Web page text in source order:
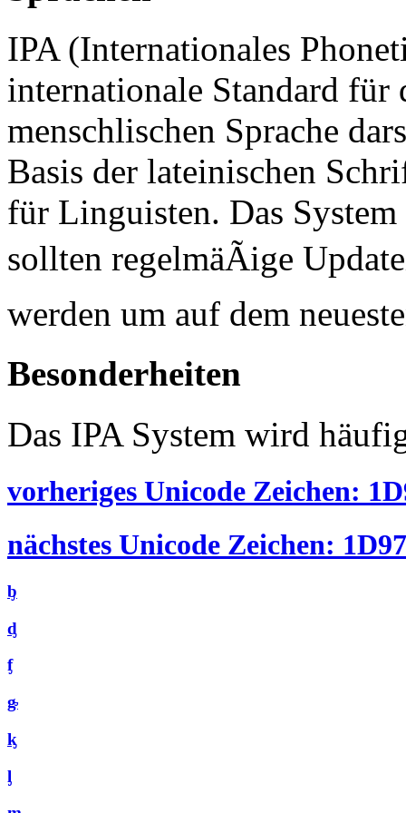
IPA (Internationales
internationale Standard für
menschlischen Sprache
Basis der lateinischen
für Linguisten. Das
sollten regelmäÃige
werden um auf dem
Besonderheiten
Das IPA System wird
vorheriges Unicode Zeichen:
nächstes Unicode Zeichen:
ᶀ
ᶁ
ᶂ
ᶃ
ᶄ
ᶅ